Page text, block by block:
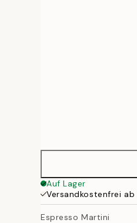
Auf Lager
Versandkostenfrei ab
Espresso Martini